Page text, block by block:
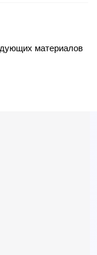
материалов